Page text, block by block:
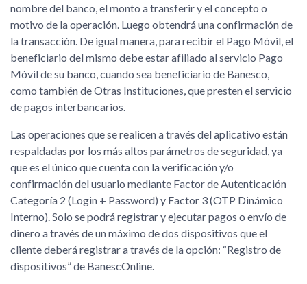
nombre del banco, el monto a transferir y el concepto o
motivo de la operación. Luego obtendrá una confirmación de
la transacción. De igual manera, para recibir el Pago Móvil, el
beneficiario del mismo debe estar afiliado al servicio Pago
Móvil de su banco, cuando sea beneficiario de Banesco,
como también de Otras Instituciones, que presten el servicio
de pagos interbancarios.
Las operaciones que se realicen a través del aplicativo están
respaldadas por los más altos parámetros de seguridad, ya
que es el único que cuenta con la verificación y/o
confirmación del usuario mediante Factor de Autenticación
Categoría 2 (Login + Password) y Factor 3 (OTP Dinámico
Interno). Solo se podrá registrar y ejecutar pagos o envío de
dinero a través de un máximo de dos dispositivos que el
cliente deberá registrar a través de la opción: “Registro de
dispositivos” de BanescOnline.